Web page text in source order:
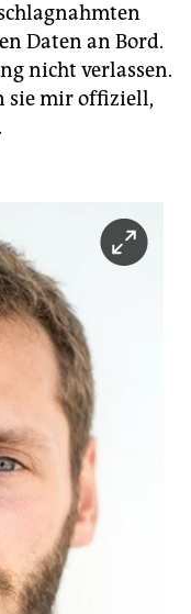
Daten an Bord.
nicht verlassen.
sie mir offiziell,